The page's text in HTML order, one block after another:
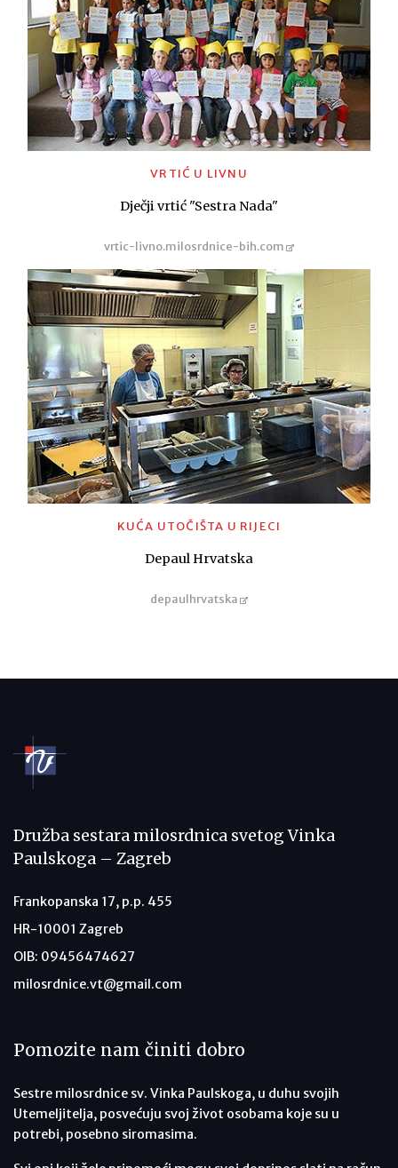
VRTIĆ U LIVNU
Dječji vrtić "Sestra Nada"
vrtic-livno.milosrdnice-bih.com
KUĆA UTOČIŠTA U RIJECI
Depaul Hrvatska
depaulhrvatska
Družba sestara milosrdnica svetog Vinka
Paulskoga – Zagreb
Frankopanska 17, p.p. 455
HR-10001 Zagreb
OIB: 09456474627
milosrdnice.vt@gmail.com
Pomozite nam činiti dobro
Sestre milosrdnice sv. Vinka Paulskoga, u duhu svojih
Utemeljitelja, posvećuju svoj život osobama koje su u
potrebi, posebno siromasima.